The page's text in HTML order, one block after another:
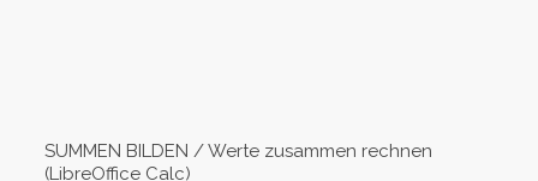
SUMMEN BILDEN / Werte zusammen rechnen
(LibreOffice Calc)